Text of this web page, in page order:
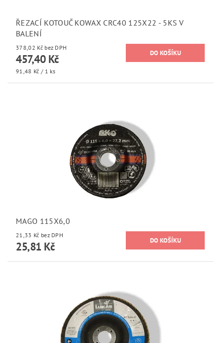
ŘEZACÍ KOTOUČ KOWAX CRC40 125X22 - 5KS V
BALENÍ
378,02 Kč bez DPH
457,40 Kč
91,48 Kč / 1 ks
MAGO 115X6,0
21,33 Kč bez DPH
25,81 Kč